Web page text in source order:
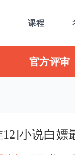
课程
官方评审
小说白嫖